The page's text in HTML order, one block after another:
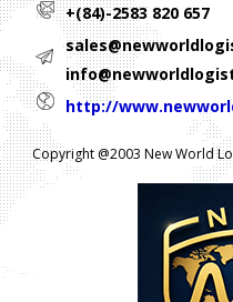
+(84)-2583 820 657
http://
Copyright @2003 New World